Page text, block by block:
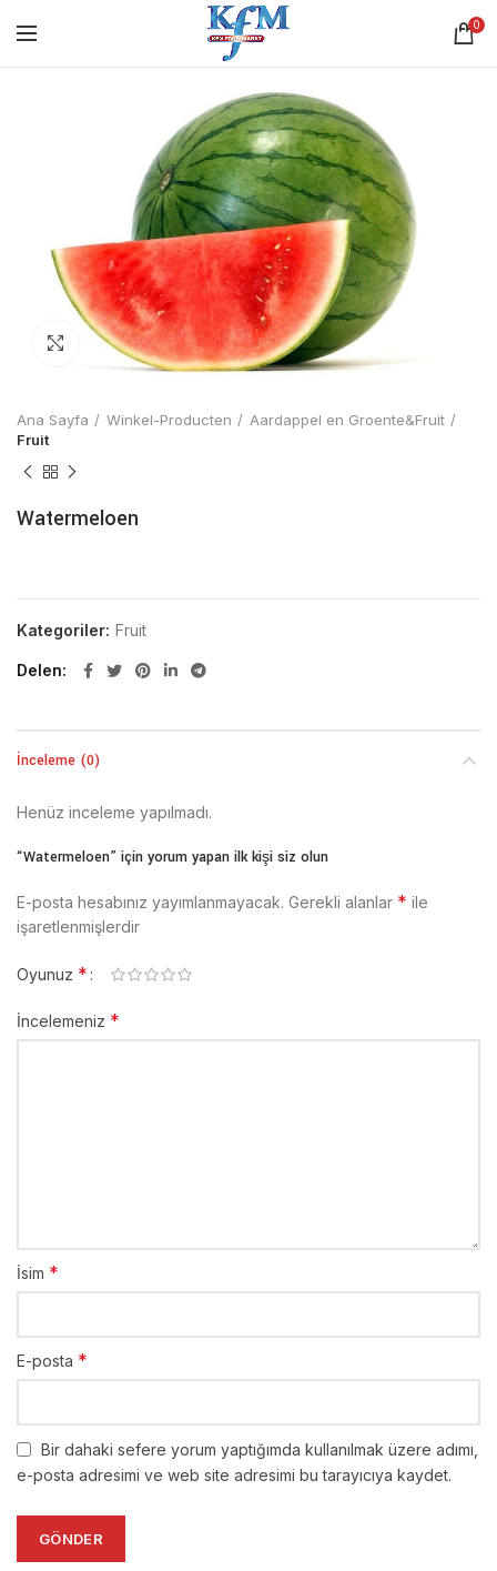
0
Click to enlarge
Ana Sayfa Winkel-Producten
Aardappel en Groente&Fruit
Fruit
Watermeloen
Kategoriler: Fruit
Delen
İnceleme (0)
Henüz inceleme yapılmadı.
“Watermeloen” için yorum yapan ilk kişi siz olun
E-posta hesabınız yayımlanmayacak. Gerekli alanlar * ile
işaretlenmişlerdir
Oyunuz *
İncelemeniz *
İsim *
E-posta *
Bir dahaki sefere yorum yaptığımda kullanılmak üzere adımı,
e-posta adresimi ve web site adresimi bu tarayıcıya kaydet.